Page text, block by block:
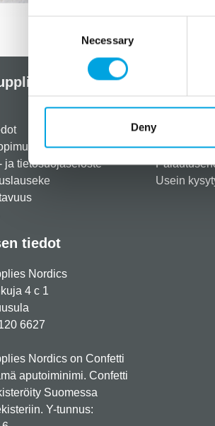
Necessary
Deny
Nordics
ja tietosuojaseloste
tiedot
Nordics
4 c 1
6627
Nordics on Confetti
aputoiminimi. Confetti
Suomessa
Y-tunnus:
Usein